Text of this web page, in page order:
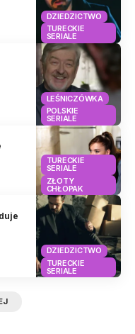
DZIEDZICTWO
TURECKIE
SERIALE
LEŚNICZÓWKA
POLSKIE
SERIALE
TURECKIE
SERIALE
ZŁOTY
CHŁOPAK
DZIEDZICTWO
TURECKIE
SERIALE